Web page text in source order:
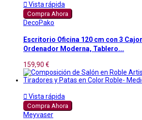
 Vista rápida
Compra Ahora
DecoPako
Escritorio Oficina 120 cm con 3
Ordenador Moderna, Tablero...
159,90 €
 Vista rápida
Compra Ahora
Meyvaser